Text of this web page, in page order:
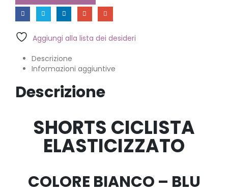
Aggiungi alla lista dei desideri
Descrizione
Informazioni aggiuntive
Descrizione
SHORTS CICLISTA
ELASTICIZZATO
COLORE BIANCO – BLU